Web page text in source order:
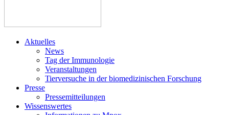
Aktuelles
News
Tag der Immunologie
Veranstaltungen
Tierversuche in der biomedizinischen Forschung
Presse
Pressemitteilungen
Wissenswertes